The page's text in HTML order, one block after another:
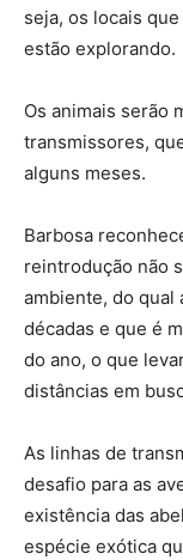
seja, os locais
estão explorando.
Os animais serão
transmissores,
alguns meses.
Barbosa
reintrodução não
ambiente, do qual
décadas e que é
do ano, o que
distâncias em
As linhas de
desafio para as
existência das
espécie exótica